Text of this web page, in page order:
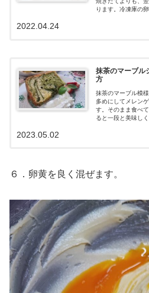
ります。冷凍庫の
2022.04.24
抹茶のマーブル
方
抹茶のマーブル模
多めにしてメレン
す。そのまま食べ
ると一段と美味しく
2023.05.02
６．卵黄を良く混ぜます。